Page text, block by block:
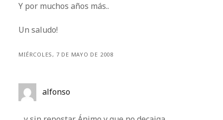
Y por muchos años más..
Un saludo!
MIÉRCOLES, 7 DE MAYO DE 2008
alfonso